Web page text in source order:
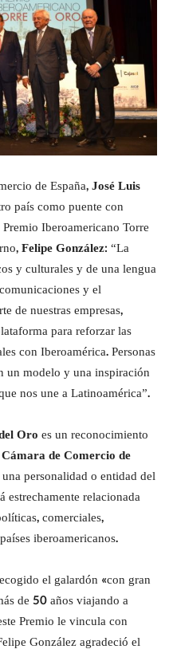
de España,José Luis
país como puente con
Iberoamericano Torre
Felipe González: “La
y culturales y de una lengua
y el
de nuestras empresas,
para reforzar las
con Iberoamérica. Personas
un modelo y una inspiración
nos une a Latinoamérica”.
Oroes un reconocimiento
Cámara de Comercio de
personalidad o entidad del
relacionada
comerciales,
iberoamericanos.
el galardón «con gran
de 50 años viajando a
Premio le vincula con
González agradeció el